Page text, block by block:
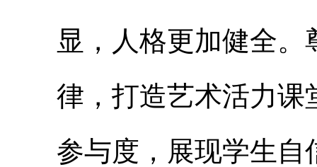
显，人格更加健全
律，打造艺术活力课
参与度，展现学生自